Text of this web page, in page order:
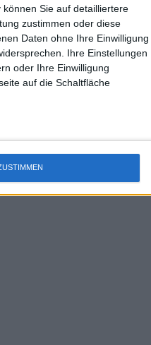
Sie auf detailliertere
zustimmen oder diese
Daten ohne Ihre Einwilligung
Ihre Einstellungen
oder Ihre Einwilligung
auf die Schaltfläche